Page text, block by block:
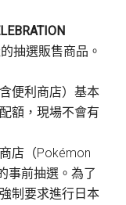
抽選販售商品。
便利商店）基本
額，現場不會有
店（Pokémon
事前抽選。為了
制要求進行日本